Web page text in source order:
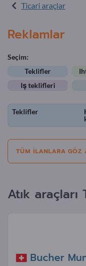
Ticari araçlar
Reklamlar
Seçim:
Teklifler
Iş teklifleri
Teklifler
TÜM ILANLARA GÖZ
Atık
Bucher